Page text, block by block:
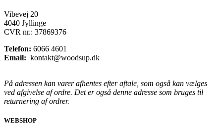
Vibevej 20
4040 Jyllinge
CVR nr.: 37869376
Telefon: 6066 4601
Email: kontakt@woodsup.dk
På adressen kan varer afhentes efter aftale, som også kan vælges
ved afgivelse af ordre. Det er også denne adresse som bruges til
returnering af ordrer.
WEBSHOP